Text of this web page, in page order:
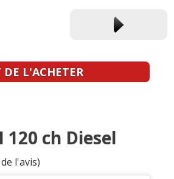
L'ACHETER
ch Diesel
l'avis)